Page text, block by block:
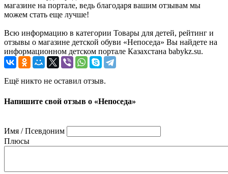
магазине на портале, ведь благодаря вашим отзывам мы
можем стать еще лучше!
Всю информацию в категории Товары для детей, рейтинг и
отзывы о магазине детской обуви «Непоседа» Вы найдете на
информационном детском портале Казахстана babykz.su.
Ещё никто не оставил отзыв.
Напишите свой отзыв о «Непоседа»
Имя / Псевдоним
Плюсы